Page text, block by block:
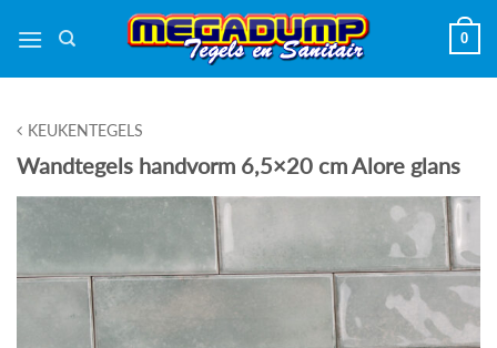
naar
0
KEUKENTEGELS
Wandtegels handvorm 6,5×20 cm Alore glans